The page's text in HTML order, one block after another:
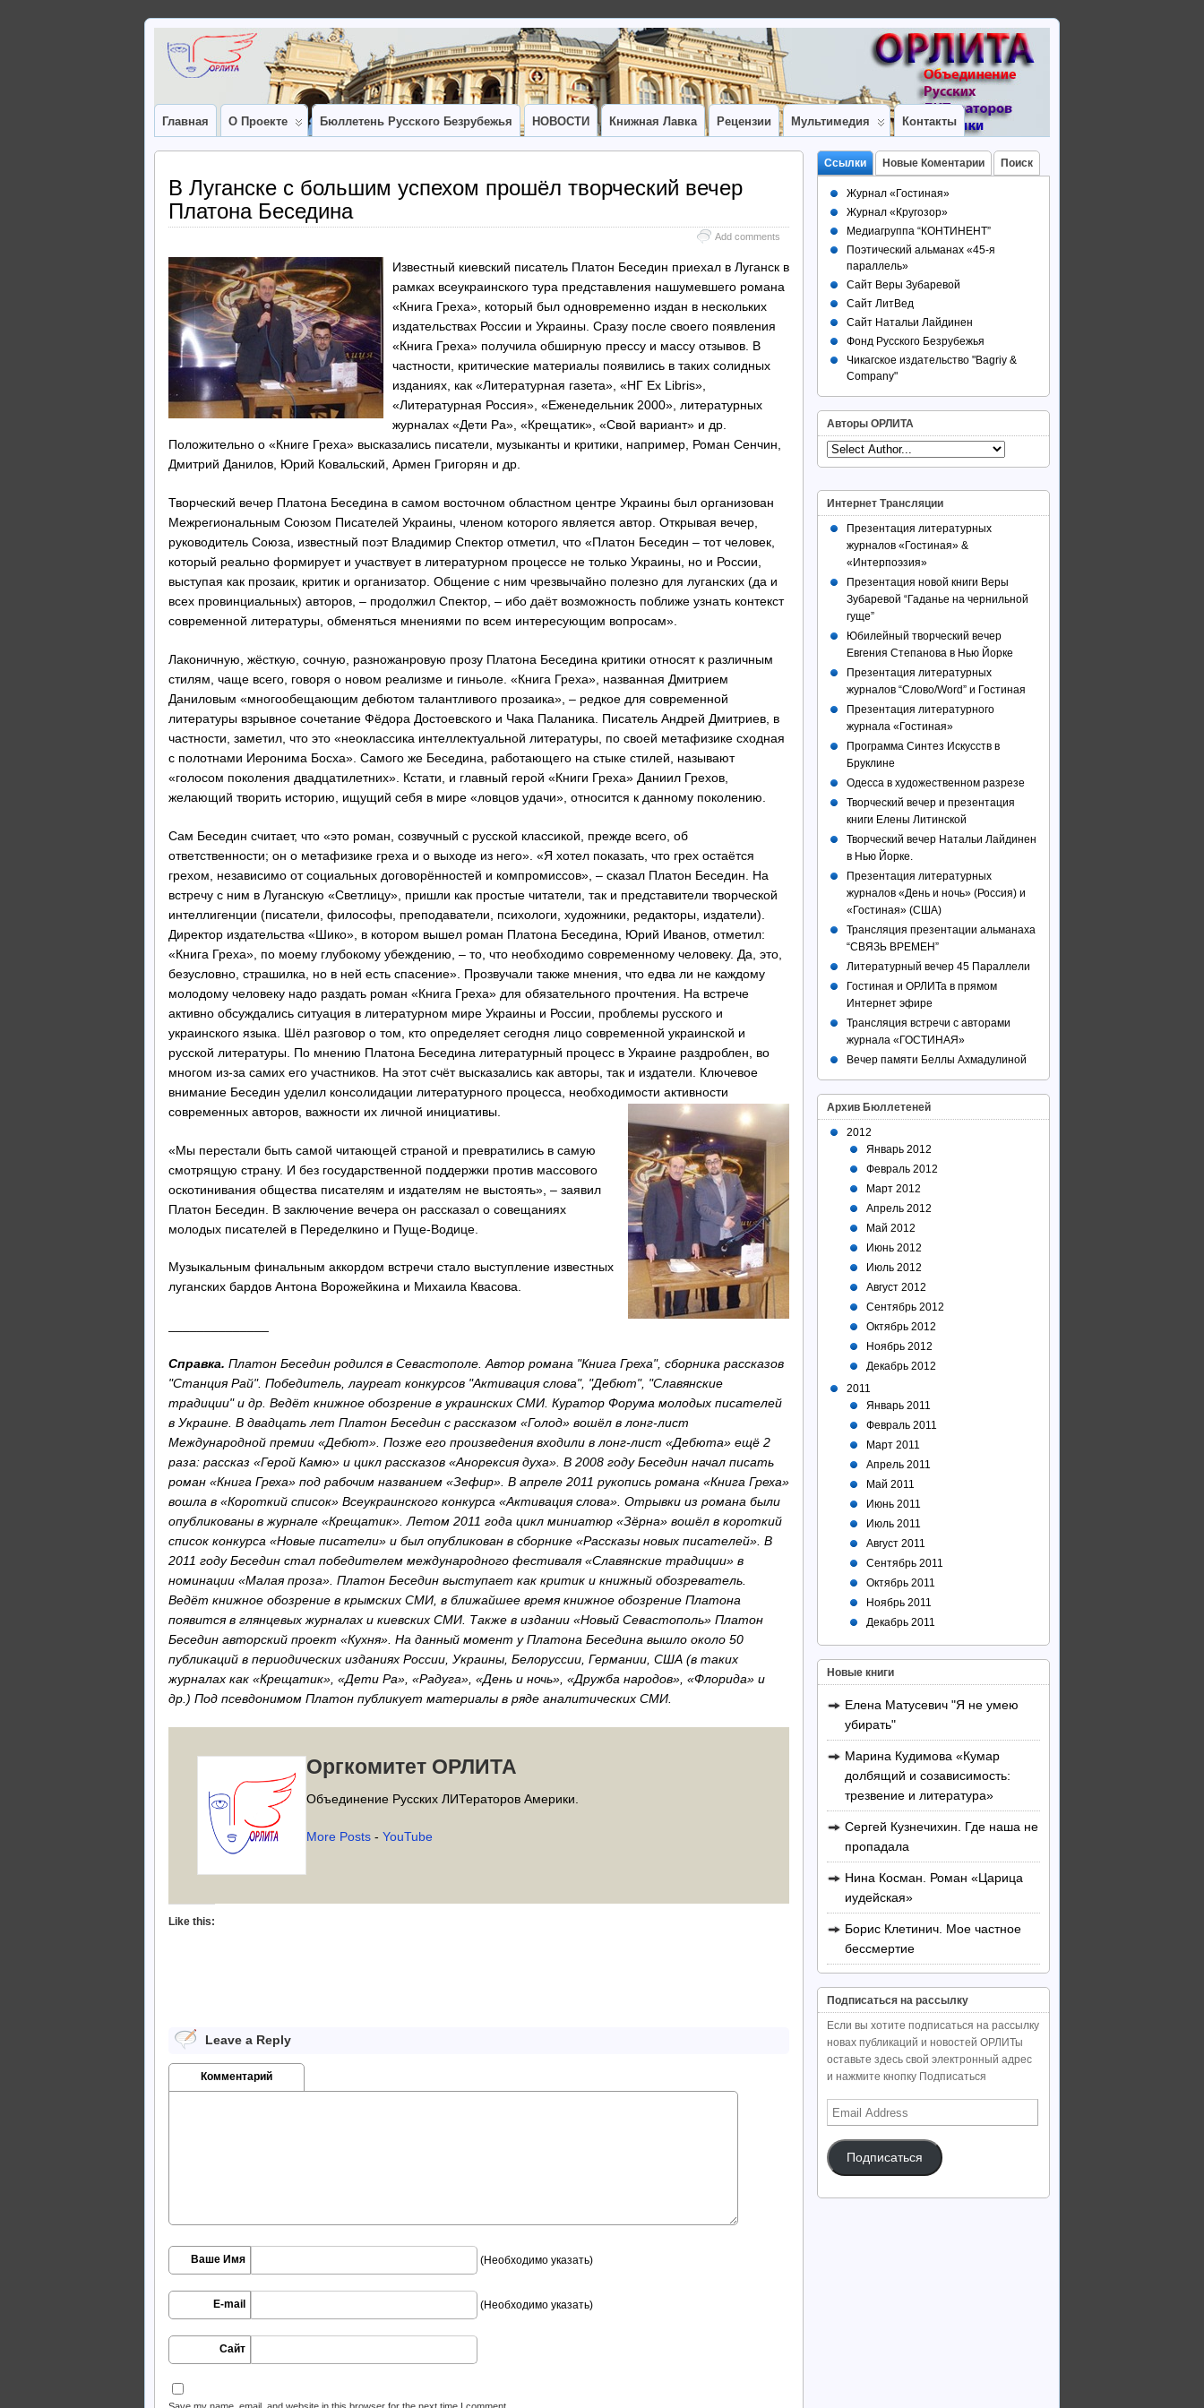
Главная О Проекте Бюллетень Русского Безрубежья НОВОСТИ Книжная Лавка Рецензии Мультимедия Контакты
В Луганске с большим успехом прошёл творческий вечер
Платона Беседина
Add comments
Известный киевский писатель Платон Беседин приехал в Луганск в
рамках всеукраинского тура представления нашумевшего романа
«Книга Греха», который был одновременно издан в нескольких
издательствах России и Украины. Сразу после своего появления
«Книга Греха» получила обширную прессу и массу отзывов. В
частности, критические материалы появились в таких солидных
изданиях, как «Литературная газета», «НГ Ex Libris»,
«Литературная Россия», «Еженедельник 2000», литературных
журналах «Дети Ра», «Крещатик», «Свой вариант» и др.
Положительно о «Книге Греха» высказались писатели, музыканты и критики, например, Роман Сенчин,
Дмитрий Данилов, Юрий Ковальский, Армен Григорян и др.
Творческий вечер Платона Беседина в самом восточном областном центре Украины был организован
Межрегиональным Союзом Писателей Украины, членом которого является автор. Открывая вечер,
руководитель Союза, известный поэт Владимир Спектор отметил, что «Платон Беседин – тот человек,
который реально формирует и участвует в литературном процессе не только Украины, но и России,
выступая как прозаик, критик и организатор. Общение с ним чрезвычайно полезно для луганских (да и
всех провинциальных) авторов, – продолжил Спектор, – ибо даёт возможность поближе узнать контекст
современной литературы, обменяться мнениями по всем интересующим вопросам».
Лаконичную, жёсткую, сочную, разножанровую прозу Платона Беседина критики относят к различным
стилям, чаще всего, говоря о новом реализме и гиньоле. «Книга Греха», названная Дмитрием
Даниловым «многообещающим дебютом талантливого прозаика», – редкое для современной
литературы взрывное сочетание Фёдора Достоевского и Чака Паланика. Писатель Андрей Дмитриев, в
частности, заметил, что это «неоклассика интеллектуальной литературы, по своей метафизике сходная
с полотнами Иеронима Босха». Самого же Беседина, работающего на стыке стилей, называют
«голосом поколения двадцатилетних». Кстати, и главный герой «Книги Греха» Даниил Грехов,
желающий творить историю, ищущий себя в мире «ловцов удачи», относится к данному поколению.
Сам Беседин считает, что «это роман, созвучный с русской классикой, прежде всего, об
ответственности; он о метафизике греха и о выходе из него». «Я хотел показать, что грех остаётся
грехом, независимо от социальных договорённостей и компромиссов», – сказал Платон Беседин. На
встречу с ним в Луганскую «Светлицу», пришли как простые читатели, так и представители творческой
интеллигенции (писатели, философы, преподаватели, психологи, художники, редакторы, издатели).
Директор издательства «Шико», в котором вышел роман Платона Беседина, Юрий Иванов, отметил:
«Книга Греха», по моему глубокому убеждению, – то, что необходимо современному человеку. Да, это,
безусловно, страшилка, но в ней есть спасение». Прозвучали также мнения, что едва ли не каждому
молодому человеку надо раздать роман «Книга Греха» для обязательного прочтения. На встрече
активно обсуждались ситуация в литературном мире Украины и России, проблемы русского и
украинского языка. Шёл разговор о том, кто определяет сегодня лицо современной украинской и
русской литературы. По мнению Платона Беседина литературный процесс в Украине раздроблен, во
многом из-за самих его участников. На этот счёт высказались как авторы, так и издатели. Ключевое
внимание Беседин уделил консолидации литературного процесса, необходимости активности
современных авторов, важности их личной инициативы.
«Мы перестали быть самой читающей страной и превратились в самую
смотрящую страну. И без государственной поддержки против массового
оскотинивания общества писателям и издателям не выстоять», – заявил
Платон Беседин. В заключение вечера он рассказал о совещаниях
молодых писателей в Переделкино и Пуще-Водице.
Музыкальным финальным аккордом встречи стало выступление известных
луганских бардов Антона Ворожейкина и Михаила Квасова.
Справка. Платон Беседин родился в Севастополе. Автор романа "Книга Греха", сборника рассказов
"Станция Рай". Победитель, лауреат конкурсов "Активация слова", "Дебют", "Славянские
традиции" и др. Ведёт книжное обозрение в украинских СМИ. Куратор Форума молодых писателей
в Украине. В двадцать лет Платон Беседин с рассказом «Голод» вошёл в лонг-лист
Международной премии «Дебют». Позже его произведения входили в лонг-лист «Дебюта» ещё 2
раза: рассказ «Герой Камю» и цикл рассказов «Анорексия духа». В 2008 году Беседин начал писать
роман «Книга Греха» под рабочим названием «Зефир». В апреле 2011 рукопись романа «Книга Греха»
вошла в «Короткий список» Всеукраинского конкурса «Активация слова». Отрывки из романа были
опубликованы в журнале «Крещатик». Летом 2011 года цикл миниатюр «Зёрна» вошёл в короткий
список конкурса «Новые писатели» и был опубликован в сборнике «Рассказы новых писателей». В
2011 году Беседин стал победителем международного фестиваля «Славянские традиции» в
номинации «Малая проза». Платон Беседин выступает как критик и книжный обозреватель.
Ведёт книжное обозрение в крымских СМИ, в ближайшее время книжное обозрение Платона
появится в глянцевых журналах и киевских СМИ. Также в издании «Новый Севастополь» Платон
Беседин авторский проект «Кухня». На данный момент у Платона Беседина вышло около 50
публикаций в периодических изданиях России, Украины, Белоруссии, Германии, США (в таких
журналах как «Крещатик», «Дети Ра», «Радуга», «День и ночь», «Дружба народов», «Флорида» и
др.) Под псевдонимом Платон публикует материалы в ряде аналитических СМИ.
Оргкомитет ОРЛИТА
Объединение Русских ЛИТераторов Америки.
More Posts - YouTube
Like this:
Leave a Reply
Комментарий
Ваше Имя (Необходимо указать)
E-mail (Необходимо указать)
Сайт
Ссылки Новые Коментарии Поиск
Журнал «Гостиная»
Журнал «Кругозор»
Медиагруппа “КОНТИНЕНТ”
Поэтический альманах «45-я
параллель»
Сайт Веры Зубаревой
Сайт ЛитВед
Сайт Натальи Лайдинен
Фонд Русского Безрубежья
Чикагское издательство "Bagriy &
Company"
Авторы ОРЛИТА
Интернет Трансляции
Презентация литературных
журналов «Гостиная» &
«Интерпоэзия»
Презентация новой книги Веры
Зубаревой “Гаданье на чернильной
гуще”
Юбилейный творческий вечер
Евгения Степанова в Нью Йорке
Презентация литературных
журналов “Слово/Word” и Гостиная
Презентация литературного
журнала «Гостиная»
Программа Синтез Искусств в
Бруклине
Одесса в художественном разрезе
Творческий вечер и презентация
книги Елены Литинской
Творческий вечер Натальи Лайдинен
в Нью Йорке.
Презентация литературных
журналов «День и ночь» (Россия) и
«Гостиная» (США)
Трансляция презентации альманаха
“СВЯЗЬ ВРЕМЕН”
Литературный вечер 45 Параллели
Гостиная и ОРЛИТа в прямом
Интернет эфире
Трансляция встречи с авторами
журнала «ГОСТИНАЯ»
Вечер памяти Беллы Ахмадулиной
Архив Бюллетеней
2012
Январь 2012
Февраль 2012
Март 2012
Апрель 2012
Май 2012
Июнь 2012
Июль 2012
Август 2012
Сентябрь 2012
Октябрь 2012
Ноябрь 2012
Декабрь 2012
2011
Январь 2011
Февраль 2011
Март 2011
Апрель 2011
Май 2011
Июнь 2011
Июль 2011
Август 2011
Сентябрь 2011
Октябрь 2011
Ноябрь 2011
Декабрь 2011
Новые книги
Елена Матусевич "Я не умею
убирать"
Марина Кудимова «Кумар
долбящий и созависимость:
трезвение и литература»
Сергей Кузнечихин. Где наша не
пропадала
Нина Косман. Роман «Царица
иудейская»
Борис Клетинич. Мое частное
бессмертие
Подписаться на рассылку
Если вы хотите подписаться на рассылку
новах публикаций и новостей ОРЛИТы
оставьте здесь свой электронный адрес
и нажмите кнопку Подписаться
Email
Address
Подписаться